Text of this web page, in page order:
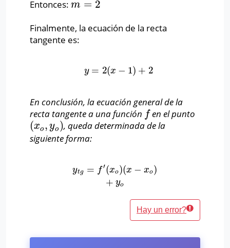
Entonces: m = 2
m= 2
Finalmente, la ecuación de la recta
tangente es:
y = 2(x − 1) + 2
y =2(x−1) +2
En conclusión, la ecuación general de la
recta tangente a una función f
f en el punto
(xo , yo )
(xo,yo)
, queda determinada de la
siguiente forma:
ytg = f′(xo)(x − xo)
+ yo
y tg= f′(xo)(x−xo )+yo
Hay un error?